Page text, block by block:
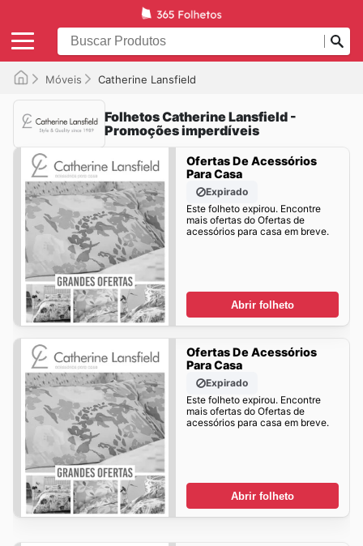
Móveis Catherine Lansfield
Folhetos Catherine Lansfield -
Promoções imperdíveis
Ofertas De Acessórios
Para Casa
Expirado
Este folheto expirou. Encontre
mais ofertas do Ofertas de
acessórios para casa em breve.
Abrir folheto
Ofertas De Acessórios
Para Casa
Expirado
Este folheto expirou. Encontre
mais ofertas do Ofertas de
acessórios para casa em breve.
Abrir folheto